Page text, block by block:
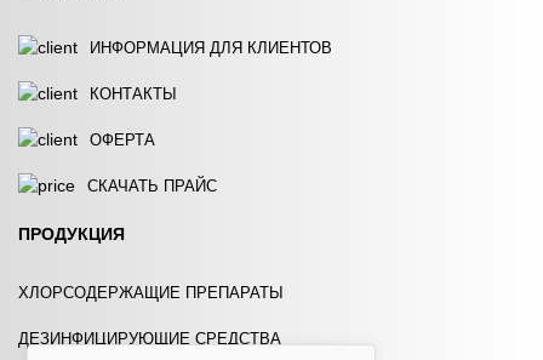
СИЛИК 19-В
ЗАКАЗАТЬ
ИНФОРМАЦИЯ ДЛЯ КЛИЕНТОВ
КОНТАКТЫ
ОФЕРТА
СКАЧАТЬ ПРАЙС
ПРОДУКЦИЯ
ХЛОРСОДЕРЖАЩИЕ ПРЕПАРАТЫ
ДЕЗИНФИЦИРУЮЩИЕ СРЕДСТВА